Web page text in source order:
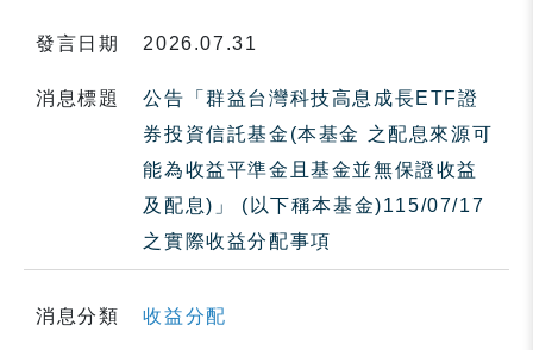
發言日期 2026.07.31
消息標題
公告「群益台灣科技高息成長ETF證
券投資信託基金(本基金 之配息來源可
能為收益平準金且基金並無保證收益
及配息)」 (以下稱本基金)115/07/17
之實際收益分配事項
消息分類 收益分配